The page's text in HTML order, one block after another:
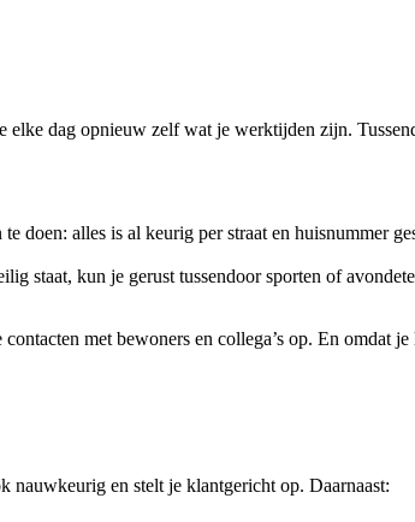
elke dag opnieuw zelf wat je werktijden zijn.
doen: alles is al keurig per straat en huisnummer
staat, kun je gerust tussendoor sporten of
met bewoners en collega’s op. En omdat
nauwkeurig en stelt je klantgericht op. Daarnaast: